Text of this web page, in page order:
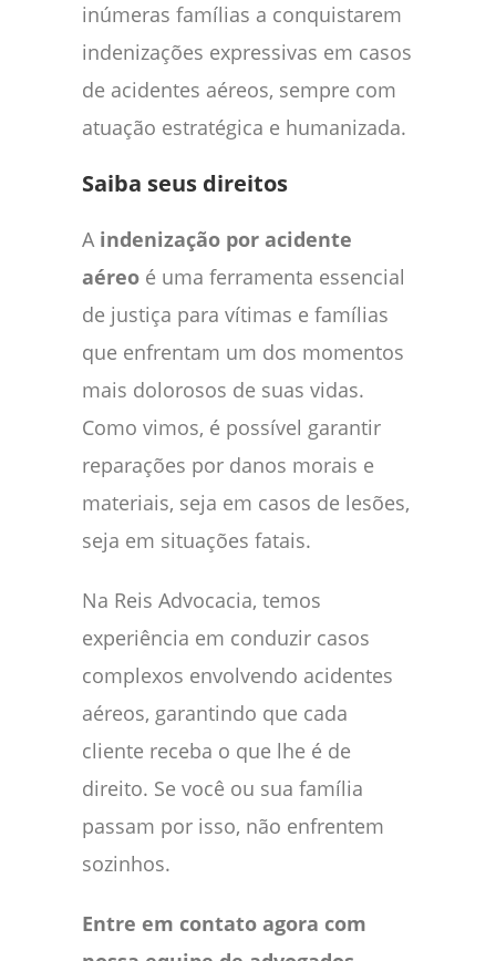
inúmeras famílias a conquistarem
indenizações expressivas em casos
de acidentes aéreos, sempre com
atuação estratégica e humanizada.
Saiba seus direitos
A indenização por acidente
aéreo é uma ferramenta essencial
de justiça para vítimas e famílias
que enfrentam um dos momentos
mais dolorosos de suas vidas.
Como vimos, é possível garantir
reparações por danos morais e
materiais, seja em casos de lesões,
seja em situações fatais.
Na Reis Advocacia, temos
experiência em conduzir casos
complexos envolvendo acidentes
aéreos, garantindo que cada
cliente receba o que lhe é de
direito. Se você ou sua família
passam por isso, não enfrentem
sozinhos.
Entre em contato agora com